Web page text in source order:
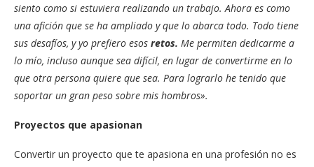
siento como si estuviera realizando un trabajo. Ahora es como
una afición que se ha ampliado y que lo abarca todo. Todo tiene
sus desafíos, y yo prefiero esos retos. Me permiten dedicarme a
lo mío, incluso aunque sea difícil, en lugar de convertirme en lo
que otra persona quiere que sea. Para lograrlo he tenido que
soportar un gran peso sobre mis hombros».
Proyectos que apasionan
Convertir un proyecto que te apasiona en una profesión no es